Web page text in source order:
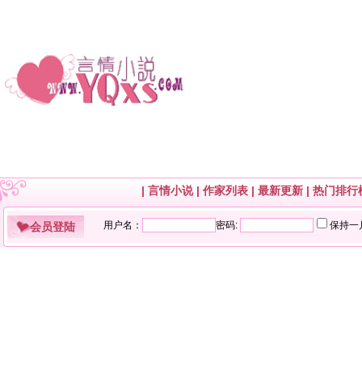
| 言情小说| 作家列表 | 最新更新 | 热门排行
会员登陆